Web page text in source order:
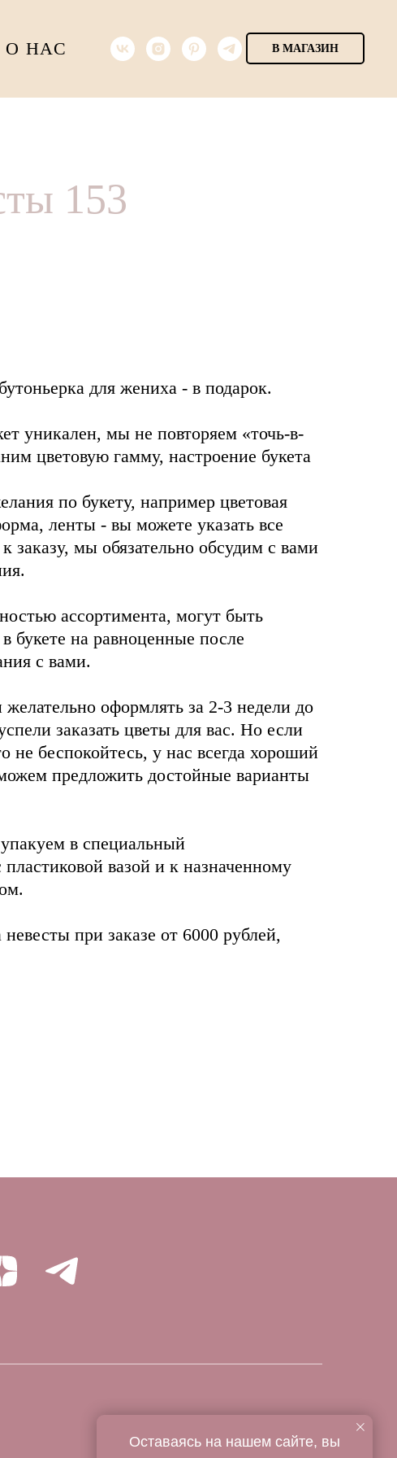
О НАС В МАГАЗИН
153
для жениха - в подарок.
уникален, мы не повторяем «точь-в-
цветовую гамму, настроение букета
по букету, например цветовая
ленты - вы можете указать все
заказу, мы обязательно обсудим с вами
ассортимента, могут быть
букете на равноценные после
с вами.
желательно оформлять за 2-3 недели до
заказать цветы для вас. Но если
не беспокойтесь, у нас всегда хороший
предложить достойные варианты
в специальный
вазой и к назначенному
невесты при заказе от 6000 рублей,
Оставаясь на нашем сайте, вы